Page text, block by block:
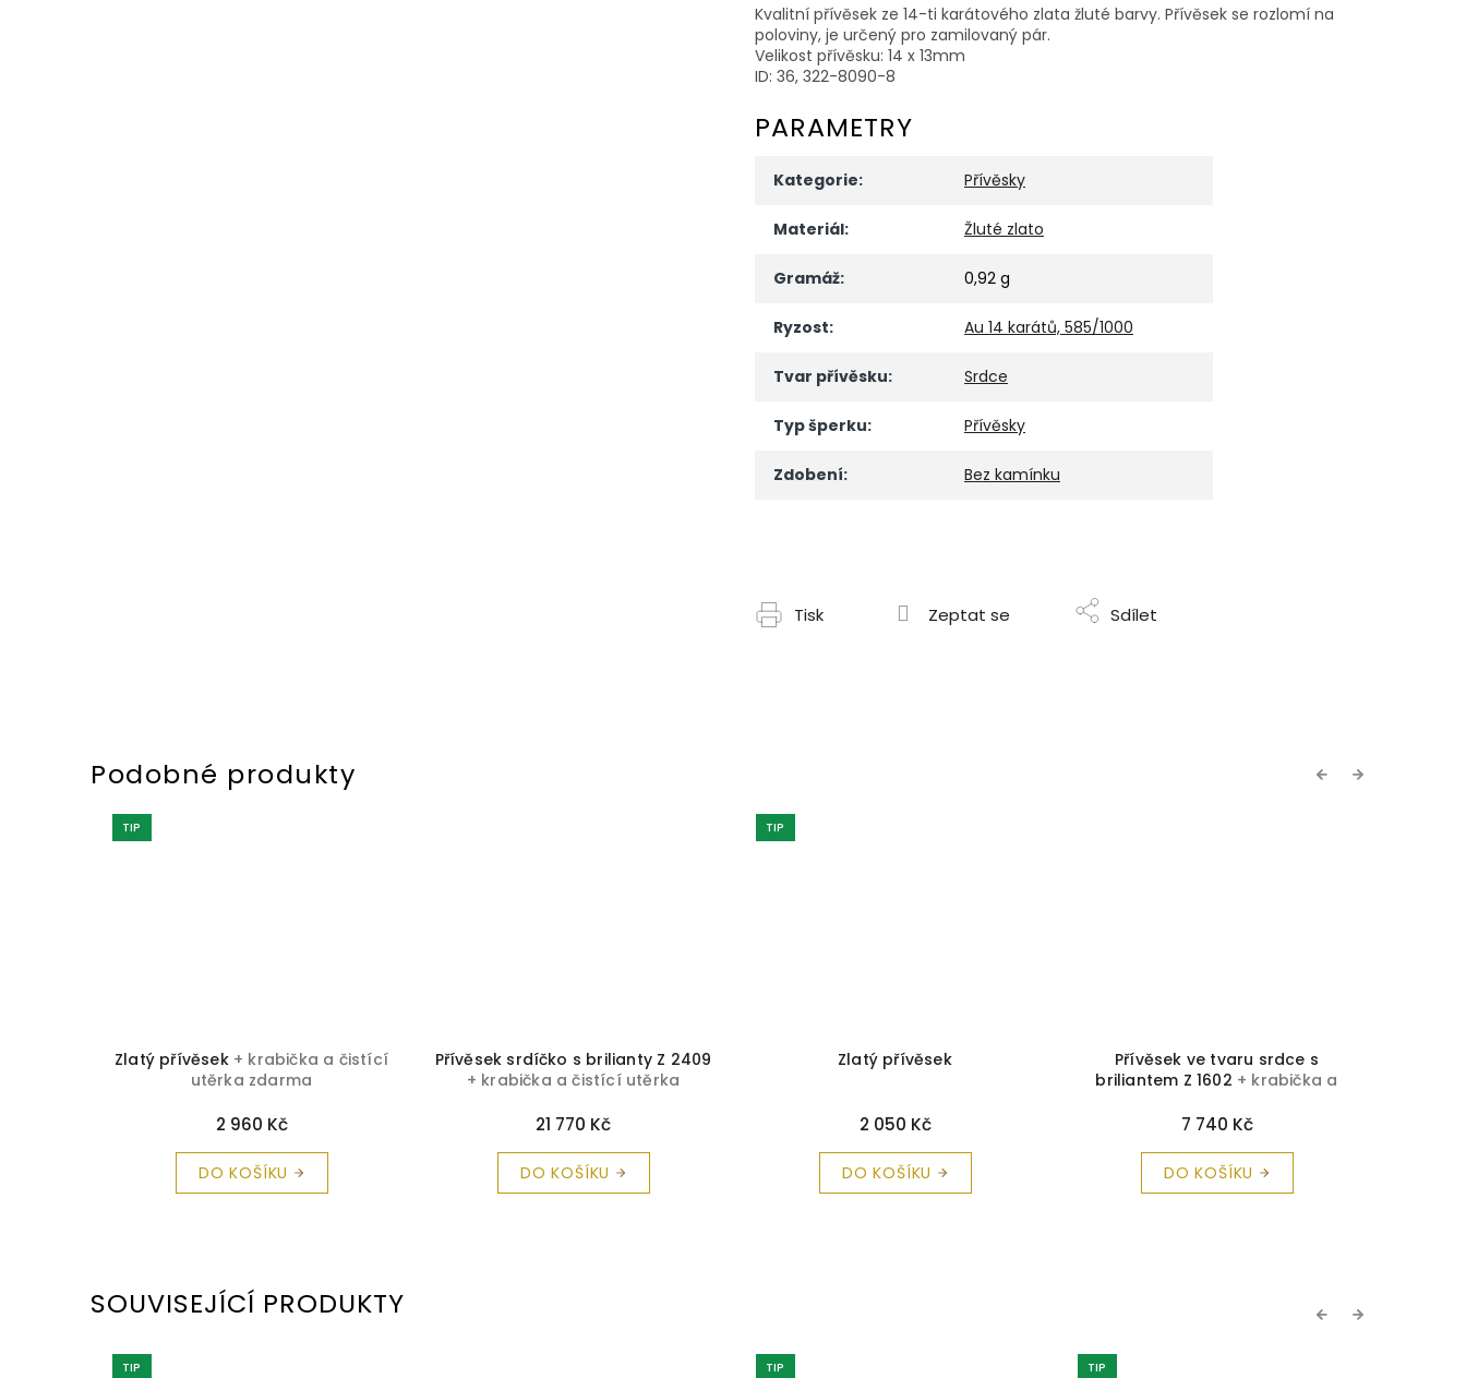
Kvalitní přívěsek ze 14-ti karátového zlata žluté barvy. Přívěsek se rozlomí na
poloviny, je určený pro zamilovaný pár.
Velikost přívěsku: 14 x 13mm
ID: 36, 322-8090-8
PARAMETRY
Kategorie: Přívěsky
Materiál: Žluté zlato
Gramáž: 0,92 g
Ryzost: Au 14 karátů, 585/1000
Tvar přívěsku: Srdce
Typ šperku: Přívěsky
Zdobení: Bez kamínku
Tisk Zeptat se Sdílet
Previous
TIP
Zlatý přívěsek + krabička a čistící
utěrka zdarma
2 960 Kč
DO KOŠÍKU
Přívěsek srdíčko s brilianty Z 2409
+ krabička a čistící utěrka
21 770 Kč
DO KOŠÍKU
TIP
Zlatý přívěsek
2 050 Kč
DO KOŠÍKU
Přívěsek ve tvaru srdce s
briliantem Z 1602 + krabička a
7 740 Kč
DO KOŠÍKU
Next
SOUVISEJÍCÍ PRODUKTY Previous
TIP TIP TIP
Next